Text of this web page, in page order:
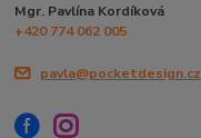
Mgr. Pavlína Kordíková
+420 774 062 005
pavla@pocketdesign.cz